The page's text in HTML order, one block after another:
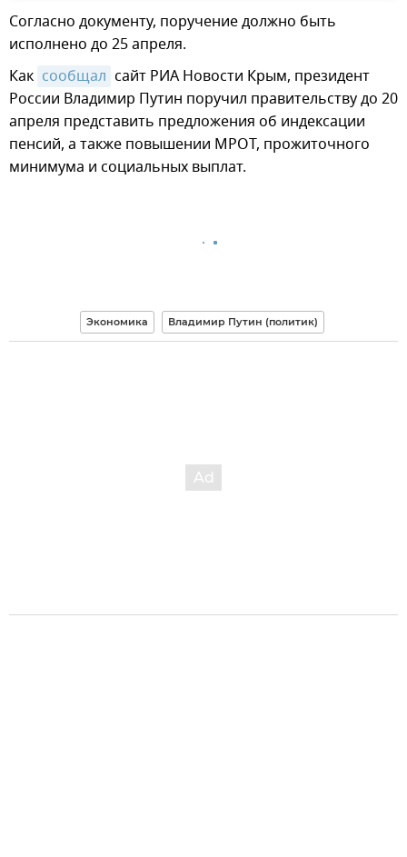
Согласно документу, поручение должно быть
исполнено до 25 апреля.
Как сообщал сайт РИА Новости Крым, президент
России Владимир Путин поручил правительству до 20
апреля представить предложения об индексации
пенсий, а также повышении МРОТ, прожиточного
минимума и социальных выплат.
Экономика Владимир Путин (политик)